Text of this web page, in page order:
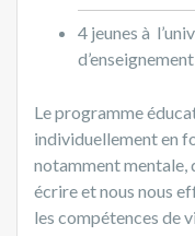
4 jeunes à
Le programme
individuellement en
notamment mentale,
écrire et nous nous
les compétences de